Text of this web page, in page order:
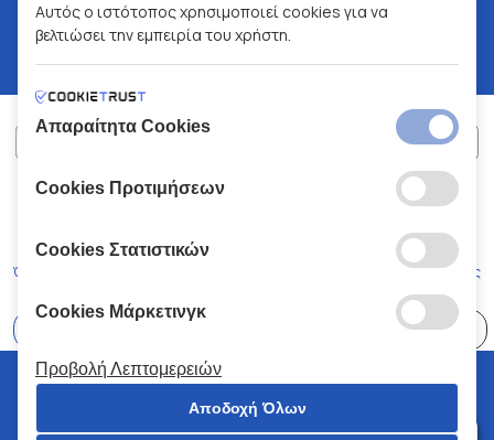
ΧΑΛΚΙΑΔΑΚΗΣ Α.Ε.
Όροι και Προϋποθέσεις Κώδικας Δεοντολογίας
© 2026 Χαλκιαδάκης all rights reserved
Αυτός ο ιστότοπος χρησιμοποιεί cookies για να
βελτιώσει την εμπειρία του χρήστη.
Απαραίτητα Cookies
Cookies Προτιμήσεων
Cookies Στατιστικών
Cookies Μάρκετινγκ
Προβολή Λεπτομερειών
Αποδοχή Όλων